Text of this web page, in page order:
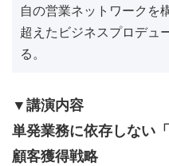
自の営業ネットワークを
超えたビジネスプロデュ
る。
▼講演内容
単発業務に依存しない
顧客獲得戦略